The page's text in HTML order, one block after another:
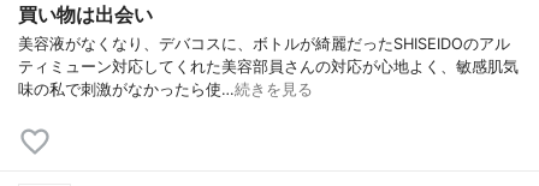
買い物は出会い
美容液がなくなり、デバコスに、ボトルが綺麗だったSHISEIDOのアル
ティミューン対応してくれた美容部員さんの対応が心地よく、敏感肌気
味の私で刺激がなかったら使…続きを見る